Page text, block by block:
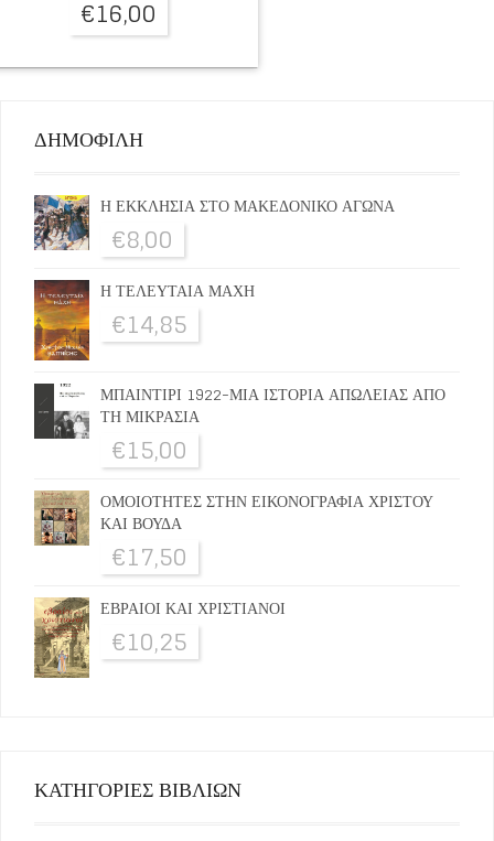
€16,00
ΔΗΜΟΦΙΛΗ
Η ΕΚΚΛΗΣΙΑ ΣΤΟ ΜΑΚΕΔΟΝΙΚΟ ΑΓΩΝΑ
€8,00
Η ΤΕΛΕΥΤΑΙΑ ΜΑΧΗ
€14,85
ΜΠΑΙΝΤΙΡΙ 1922-ΜΙΑ ΙΣΤΟΡΙΑ ΑΠΩΛΕΙΑΣ ΑΠΟ
ΤΗ ΜΙΚΡΑΣΙΑ
€15,00
ΟΜΟΙΟΤΗΤΕΣ ΣΤΗΝ ΕΙΚΟΝΟΓΡΑΦΙΑ ΧΡΙΣΤΟΥ
ΚΑΙ ΒΟΥΔΑ
€17,50
ΕΒΡΑΙΟΙ ΚΑΙ ΧΡΙΣΤΙΑΝΟΙ
€10,25
ΚΑΤΗΓΟΡΙΕΣ ΒΙΒΛΙΩΝ